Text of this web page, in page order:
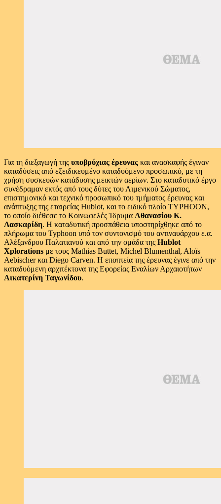
Για τη διεξαγωγή της υποβρύχιας έρευνας και ανασκαφής έγιναν
καταδύσεις από εξειδικευμένο καταδυόμενο προσωπικό, με τη
χρήση συσκευών κατάδυσης μεικτών αερίων. Στο καταδυτικό έργο
συνέδραμαν εκτός από τους δύτες του Λιμενικού Σώματος,
επιστημονικό και τεχνικό προσωπικό του τμήματος έρευνας και
ανάπτυξης της εταιρείας Ηublot, και το ειδικό πλοίο TYPHOON,
το οποίο διέθεσε το Κοινωφελές Ίδρυμα Αθανασίου Κ.
Λασκαρίδη. Η καταδυτική προσπάθεια υποστηρίχθηκε από το
πλήρωμα του Typhoon υπό τον συντονισμό του αντιναυάρχου ε.α.
Αλέξανδρου Παλατιανού και από την ομάδα της Hublot
Xplorations με τους Mathias Buttet, Michel Blumenthal, Aloïs
Aebischer και Diego Carven. Η εποπτεία της έρευνας έγινε από την
καταδυόμενη αρχιτέκτονα της Εφορείας Εναλίων Αρχαιοτήτων
Αικατερίνη Ταγωνίδου.